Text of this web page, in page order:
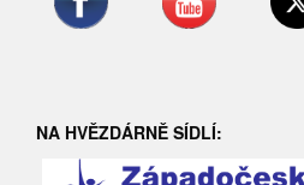
NA HVĚZDÁRNĚ SÍDLÍ: